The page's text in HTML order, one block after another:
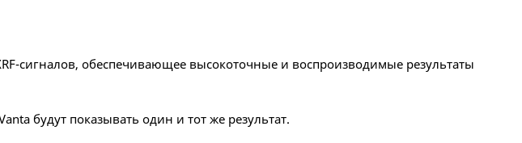
сигналов, обеспечивающее высокоточные и воспроизводимые результаты
будут показывать один и тот же результат.